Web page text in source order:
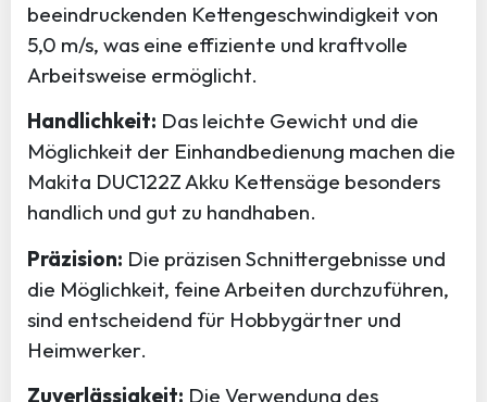
beeindruckenden Kettengeschwindigkeit von
5,0 m/s, was eine effiziente und kraftvolle
Arbeitsweise ermöglicht.
Handlichkeit: Das leichte Gewicht und die
Möglichkeit der Einhandbedienung machen die
Makita DUC122Z Akku Kettensäge besonders
handlich und gut zu handhaben.
Präzision: Die präzisen Schnittergebnisse und
die Möglichkeit, feine Arbeiten durchzuführen,
sind entscheidend für Hobbygärtner und
Heimwerker.
Zuverlässigkeit: Die Verwendung des